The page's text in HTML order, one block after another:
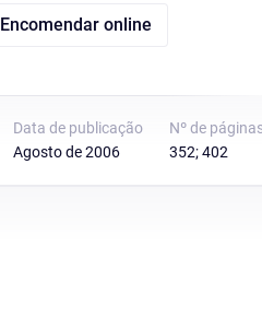
Encomendar online
Data de publicação
Agosto de 2006
Nº de
352; 402